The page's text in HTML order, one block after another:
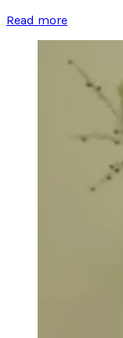
Read more